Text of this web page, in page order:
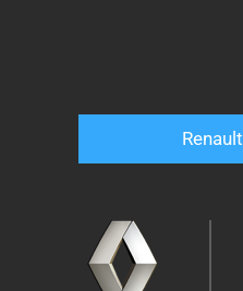
Renault